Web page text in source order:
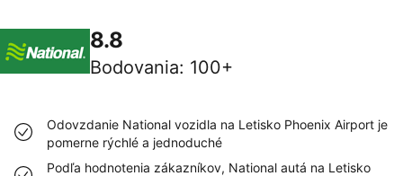
8.8
Bodovania: 100+
Odovzdanie National vozidla na Letisko Phoenix Airport je
pomerne rýchlé a jednoduché
Podľa hodnotenia zákazníkov, National autá na Letisko